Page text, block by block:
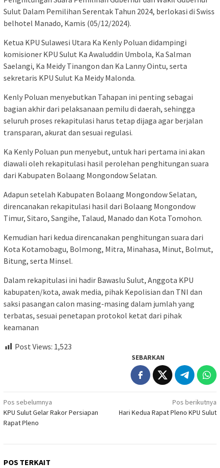
Sulut Dalam Pemilihan Serentak Tahun 2024, berlokasi di Swiss
belhotel Manado, Kamis (05/12/2024).
Ketua KPU Sulawesi Utara Ka Kenly Poluan didampingi
komisioner KPU Sulut Ka Awaluddin Umbola, Ka Salman
Saelangi, Ka Meidy Tinangon dan Ka Lanny Ointu, serta
sekretaris KPU Sulut Ka Meidy Malonda.
Kenly Poluan menyebutkan Tahapan ini penting sebagai
bagian akhir dari pelaksanaan pemilu di daerah, sehingga
seluruh proses rekapitulasi harus tetap dijaga agar berjalan
transparan, akurat dan sesuai regulasi.
Ka Kenly Poluan pun menyebut, untuk hari pertama ini akan
diawali oleh rekapitulasi hasil perolehan penghitungan suara
dari Kabupaten Bolaang Mongondow Selatan.
Adapun setelah Kabupaten Bolaang Mongondow Selatan,
direncanakan rekapitulasi hasil dari Bolaang Mongondow
Timur, Sitaro, Sangihe, Talaud, Manado dan Kota Tomohon.
Kemudian hari kedua direncanakan penghitungan suara dari
Kota Kotamobagu, Bolmong, Mitra, Minahasa, Minut, Bolmut,
Bitung, serta Minsel.
Dalam rekapitulasi ini hadir Bawaslu Sulut, Anggota KPU
kabupaten/kota, awak media, pihak Kepolisian dan TNI dan
saksi pasangan calon masing-masing dalam jumlah yang
terbatas, sesuai penetapan protokol ketat dari pihak
keamanan
Post Views: 1,523
SEBARKAN
Navigasi
pos
Pos sebelumnya
KPU Sulut Gelar Rakor Persiapan
Rapat Pleno
Pos berikutnya
Hari Kedua Rapat Pleno KPU Sulut
POS TERKAIT